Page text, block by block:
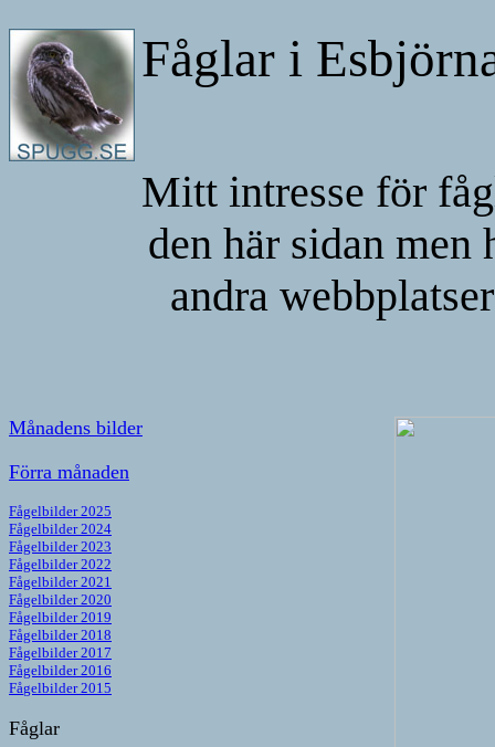
Fåglar i
Mitt intresse för
den här sidan
andra
Månadens bilder
Förra månaden
Fågelbilder 2025
Fågelbilder 2024
Fågelbilder 2023
Fågelbilder 2022
Fågelbilder 2021
Fågelbilder 2020
Fågelbilder 2019
Fågelbilder 2018
Fågelbilder 2017
Fågelbilder 2016
Fågelbilder 2015
Fåglar